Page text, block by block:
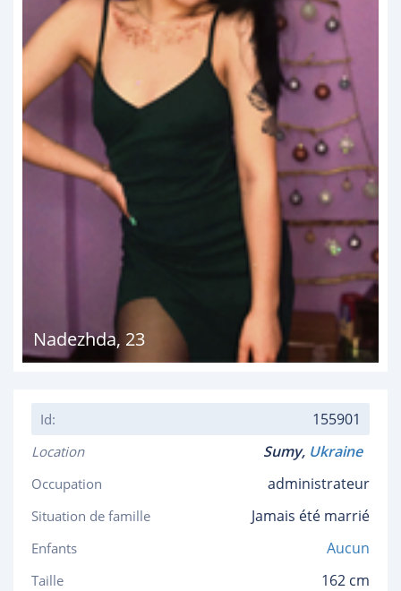
Nadezhda, 23
Id: 155901
Location Sumy, Ukraine
Occupation administrateur
Situation de famille Jamais été marrié
Enfants Aucun
Taille 162 cm